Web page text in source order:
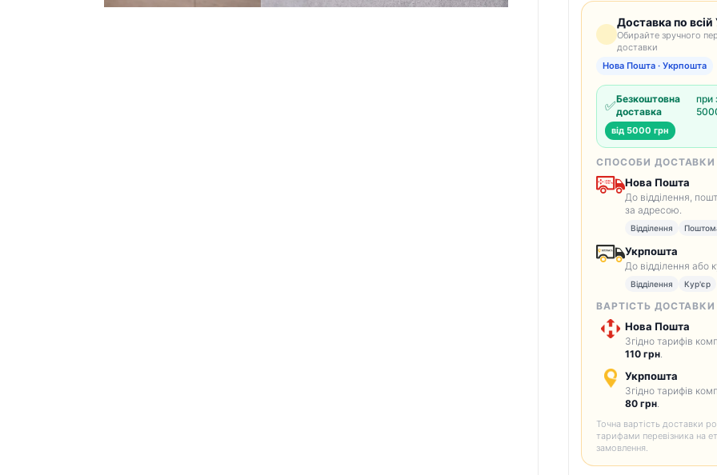
Доставка по всій
Обирайте зручного
доставки
Нова Пошта · Укрпошта
✅Безкоштовна
доставка
при
від 5000 грн
СПОСОБИ ДОСТАВКИ
Нова Пошта
До відділення,
за адресою.
Відділення
Укрпошта
До відділення або
Відділення Кур'єр
ВАРТІСТЬ ДОСТАВКИ
Нова Пошта
Згідно тарифів
110 грн.
Укрпошта
Згідно тарифів
80 грн.
Точна вартість доставки
тарифами перевізника на
замовлення.